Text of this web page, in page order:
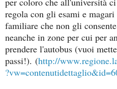
regola con gli esami e
familiare che non gli
neanche in zone per cui per
prendere l'autobus (vuoi
passi!). (http://